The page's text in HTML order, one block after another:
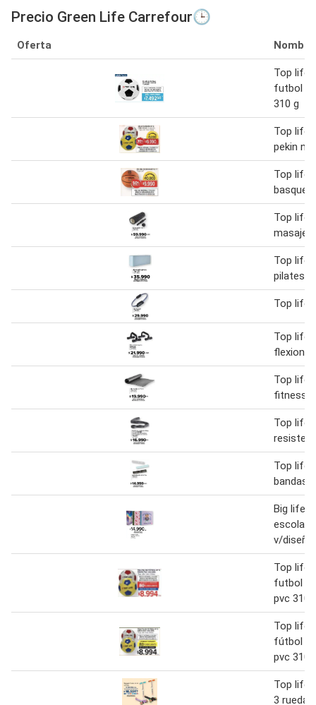
Precio Green Life Carrefour🕒
Oferta Nombre
Top life
futbol
310 g
Top life
pekin n°
Top life
basquet
Top life
masaje
Top life
pilates
Top life
Top life
flexiones
Top life
fitness
Top life
Top life
bandas
Big life
escolar
v/
Top life
futbol
pvc 310
Top life
fútbol
pvc 310
Top life
3